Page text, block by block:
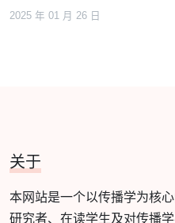
2025 年 01 月 26 日
关于
本网站是一个以传播学为核
研究者、在读学生及对传播